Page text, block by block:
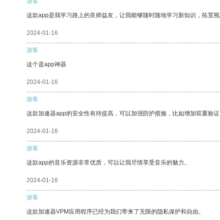
这款app是我学习路上的良师益友，让我能够随时随地学习新知识，拓宽
2024-01-16
游客
这个是app神器
2024-01-16
游客
这款加速器app的安全性有待提高，可以加强防护措施，比如增加双重验
2024-01-16
游客
这款app的音乐资源非常优质，可以让我尽情享受音乐的魅力。
2024-01-16
游客
这款加速器VPM应用程序已经为我们带来了无限的隐私保护和自由。